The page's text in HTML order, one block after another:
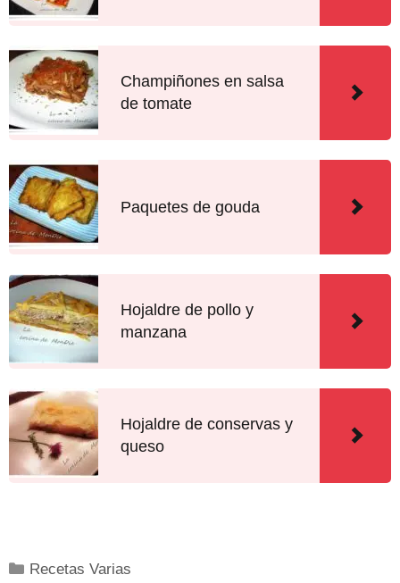
Champiñones en salsa
de tomate
Paquetes de gouda
Hojaldre de pollo y
manzana
Hojaldre de conservas y
queso
Recetas Varias